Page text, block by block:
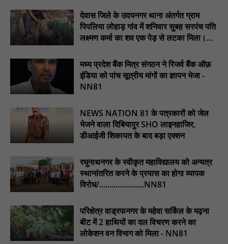
पारस पोर्टल से होगी योजनाओं की नियमित समीक्षा, मुख्यमंत्री विष्णुदेव साय ने
दिए समयबद्ध क्रियान्वयन के निर्देश : NN81
सोलर हाई मास्ट से रोशन हो रहे वनांचल के गांव, नियद नेल्लानार ग्रामों में बढ़ी
सुरक्षा और सुविधा : NN81
सरस्वती साइकिल योजना के तहत 18 छात्राओं को साइकिल वितरण, 'एक पेड़
माँ के नाम' अभियान में हुआ वृक्षारोपण : NN81
रेजिडेंट डॉक्टरों का शांतिपूर्ण आंदोलन जारी, सभी रेजिडेंट्स का लंबित वेतन
टिमरनी नगर व आसपास के ग्रामीण क्षेत्रों के स्कूल वाहन चालकों ने
तहसीलदार को सौंपा ज्ञापन, आज हड़ताल पर रहे सभी वाहन चालक : NN81
अभियान के बदलावों और तकनीकी प्रबंधन की दी गई विस्तृत जानकारी :
NN81
देवास जिले के उदयनगर थाना अंतर्गत ग्राम
पिपलिया लोहाड़ गांव में शनिवार सुबह सरपंच पति
लक्ष्मण कर्मा का शव एक पेड़ से लटका मिला।
मध्य प्रदेश बैंक मित्र संगठन ने रिजर्व बैंक ऑफ़
इंडिया को पांच सूत्रीय मांगों का ज्ञापन भेजा -
NN81
NEWS NATION 81 के पत्रकारों को जेल
भेजने वाला दिबियापुर SHO लाइनहाजिर,
डीआईजी शिकायत के बाद बड़ा एक्शन
रघुनाथनगर के स्वीकृत महाविद्यालय को अन्यत्र
स्थानांतरित करने के प्रयास का होगा व्यापक
विरोध/......................NN81
परिक्षेत्र वाड्रफनगर के महेवा सर्किल के मढ़ना
बीट में 2 हाथियों का दल विचरण करने का
लोकेशन वन विभाग को मिला - NN81